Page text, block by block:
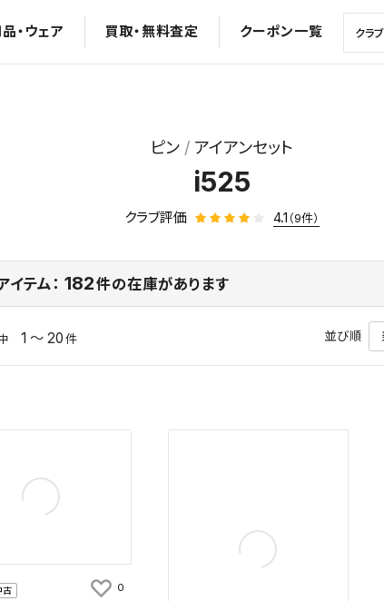
・ウェア 買取・無料査定 クーポン一覧
ピン アイアンセット
i525
クラブ評価 4.1 （9件）
イテム： 182件の在庫があります
1 ～ 20 件 並び順
古 0